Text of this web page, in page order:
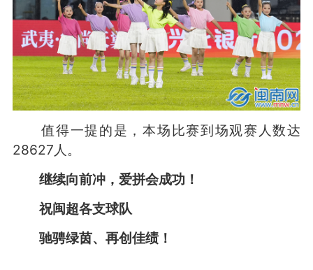
值得一提的是，本场比赛到场观赛人数达
28627人。
继续向前冲，爱拼会成功！
祝闽超各支球队
驰骋绿茵、再创佳绩！